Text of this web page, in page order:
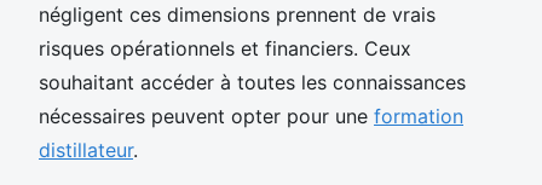
négligent ces dimensions prennent de vrais
risques opérationnels et financiers. Ceux
souhaitant accéder à toutes les connaissances
nécessaires peuvent opter pour une formation
distillateur.